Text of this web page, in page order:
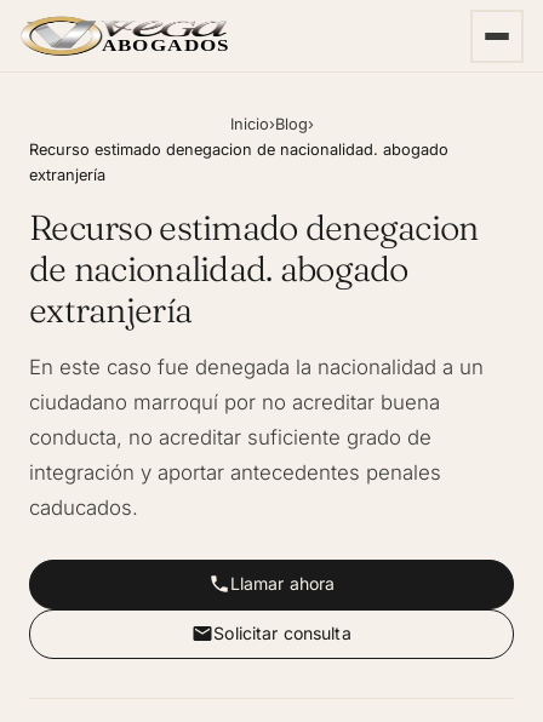
ABOGADOS
Inicio›Blog›
Recurso estimado denegacion de nacionalidad. abogado
extranjería
Recurso estimado denegacion
de nacionalidad. abogado
extranjería
En este caso fue denegada la nacionalidad a un
ciudadano marroquí por no acreditar buena
conducta, no acreditar suficiente grado de
integración y aportar antecedentes penales
caducados.
Llamar ahora
Solicitar consulta